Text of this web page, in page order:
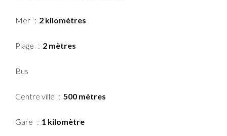
Mer 2 kilomètres
Plage 2 mètres
Bus
Centre ville 500 mètres
Gare 1 kilomètre